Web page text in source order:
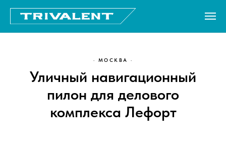
Главная → Проекты → Лефорт
· МОСКВА ·
Уличный навигационный
пилон для делового
комплекса Лефорт